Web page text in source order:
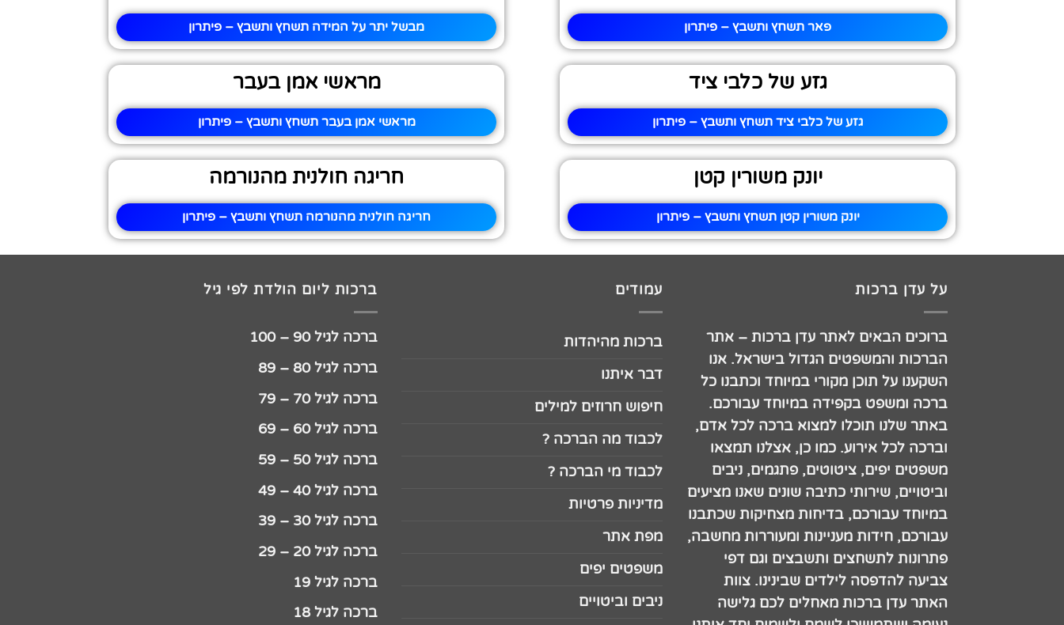
פאר תשחץ ותשבץ – פיתרון מבשל יתר על המידה תשחץ ותשבץ – פיתרון
גזע של כלבי ציד
גזע של כלבי ציד תשחץ ותשבץ – פיתרון
מראשי אמן בעבר
מראשי אמן בעבר תשחץ ותשבץ – פיתרון
יונק משורין קטן
יונק משורין קטן תשחץ ותשבץ – פיתרון
חריגה חולנית מהנורמה
חריגה חולנית מהנורמה תשחץ ותשבץ – פיתרון
על עדן ברכות
ברוכים הבאים לאתר עדן ברכות – אתר
הברכות והמשפטים הגדול בישראל. אנו
השקענו על תוכן מקורי במיוחד וכתבנו כל
ברכה ומשפט בקפידה במיוחד עבורכם.
באתר שלנו תוכלו למצוא ברכה לכל אדם,
וברכה לכל אירוע. כמו כן, אצלנו תמצאו
משפטים יפים, ציטוטים, פתגמים, ניבים
וביטויים, שירותי כתיבה שונים שאנו מציעים
במיוחד עבורכם, בדיחות מצחיקות שכתבנו
עבורכם, חידות מעניינות ומעוררות מחשבה,
פתרונות לתשחצים ותשבצים וגם דפי
צביעה להדפסה לילדים שבינינו. צוות
האתר עדן ברכות מאחלים לכם גלישה
עמודים
ברכות מהיהדות
דבר איתנו
חיפוש חרוזים למילים
לכבוד מה הברכה ?
לכבוד מי הברכה ?
מדיניות פרטיות
מפת אתר
משפטים יפים
ניבים וביטויים
ברכות ליום הולדת לפי גיל
ברכה לגיל 90 – 100
ברכה לגיל 80 – 89
ברכה לגיל 70 – 79
ברכה לגיל 60 – 69
ברכה לגיל 50 – 59
ברכה לגיל 40 – 49
ברכה לגיל 30 – 39
ברכה לגיל 20 – 29
ברכה לגיל 19
ברכה לגיל 18